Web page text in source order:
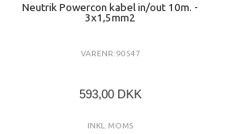
Neutrik Powercon kabel in/out 10m. -
3x1,5mm2
VARENR: 90547
593,00 DKK
INKL. MOMS